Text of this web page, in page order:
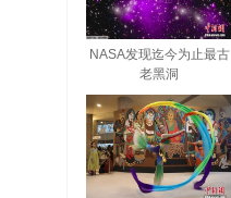
NASA发现迄今为止最古
老黑洞